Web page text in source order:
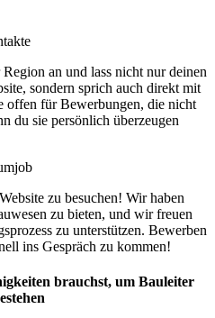
an und lass nicht nur deinen
sondern sprich auch direkt mit
offen für Bewerbungen, die nicht
du sie persönlich überzeugen
zu besuchen! Wir haben
zu bieten, und wir freuen
zu unterstützen. Bewerben
ins Gespräch zu kommen!
brauchst, um Bauleiter